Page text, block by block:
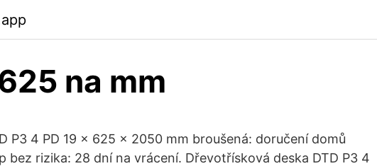
na mm
P3 4 PD 19 x 625 x 2050 mm broušená: doručení domů
bez rizika: 28 dní na vrácení. Dřevotřísková deska DTD P3 4